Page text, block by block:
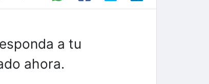
a tu
ahora.